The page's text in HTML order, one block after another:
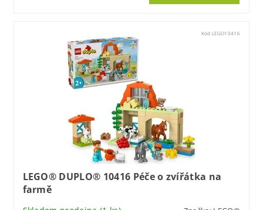
Kód:LEGO10416
LEGO® DUPLO® 10416 Péče o zvířátka na
farmě